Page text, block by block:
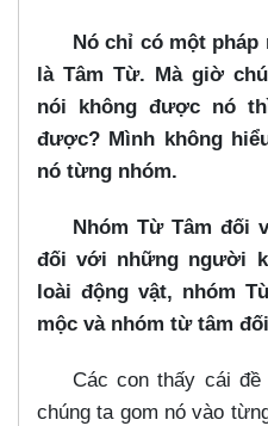
Nó chỉ có một
là Tâm Từ. Mà giờ
nói không được nó
được? Mình không
nó từng nhóm.
Nhóm Từ Tâm đối
đối với những người
loài động vật, nhóm
mộc và nhóm từ tâm
Các con thấy cái
chúng ta gom nó vào